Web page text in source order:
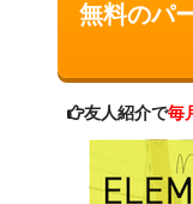
無料のパ
友人紹介で毎